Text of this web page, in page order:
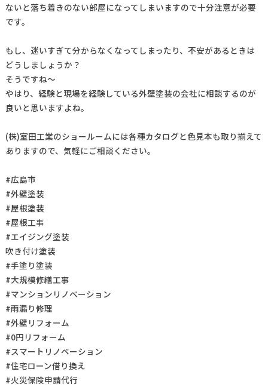
ないと落ち着きのない部屋になってしまいますので十分注意が必要
です。
もし、迷いすぎて分からなくなってしまったり、不安があるときは
どうしましょうか？
そうですね～
やはり、経験と現場を経験している外壁塗装の会社に相談するのが
良いと思いますよね。
(株)室田工業のショールームには各種カタログと色見本も取り揃えて
ありますので、気軽にご相談ください。
#広島市
#外壁塗装
#屋根塗装
#屋根工事
#エイジング塗装
吹き付け塗装
#手塗り塗装
#大規模修繕工事
#マンションリノベーション
#雨漏り修理
#外壁リフォーム
#0円リフォーム
#スマートリノベーション
#住宅ローン借り換え
#火災保険申請代行